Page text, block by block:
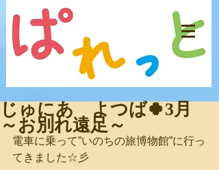
じゅにあ よつば🍀3月
～お別れ遠足～
電車に乗って”いのちの旅博物館”に行っ
てきました☆彡